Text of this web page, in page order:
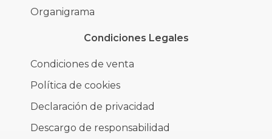
Organigrama
Condiciones Legales
Condiciones de venta
Política de cookies
Declaración de privacidad
Descargo de responsabilidad